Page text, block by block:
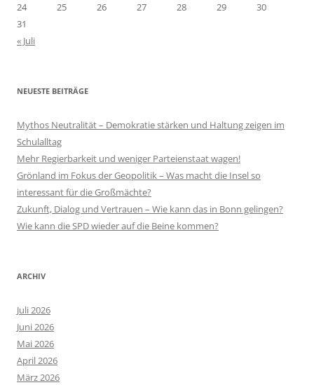
24
25 26 27 28 29
30
31
« Juli
NEUESTE BEITRÄGE
Mythos Neutralität – Demokratie stärken und Haltung zeigen im
Schulalltag
Mehr Regierbarkeit und weniger Parteienstaat wagen!
Grönland im Fokus der Geopolitik – Was macht die Insel so
interessant für die Großmächte?
Zukunft, Dialog und Vertrauen – Wie kann das in Bonn gelingen?
Wie kann die SPD wieder auf die Beine kommen?
ARCHIV
Juli 2026
Juni 2026
Mai 2026
April 2026
März 2026